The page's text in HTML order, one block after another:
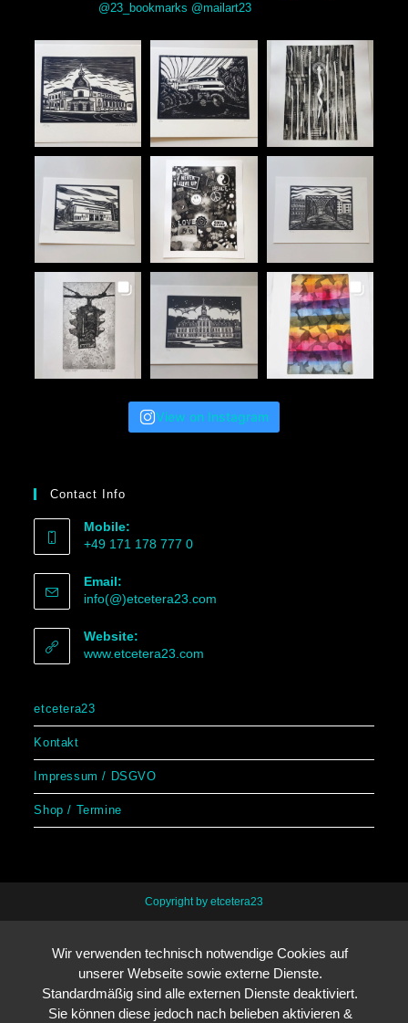
@23_bookmarks @mailart23
View on Instagram
Contact Info
Mobile:
+49 171 178 777 0
Email:
info(@)etcetera23.com
Website:
www.etcetera23.com
etcetera23
Kontakt
Impressum / DSGVO
Shop / Termine
Copyright by etcetera23
Wir verwenden technisch notwendige Cookies auf
unserer Webseite sowie externe Dienste.
Standardmäßig sind alle externen Dienste deaktiviert.
Sie können diese jedoch nach belieben aktivieren &